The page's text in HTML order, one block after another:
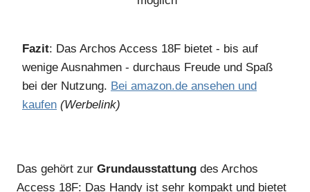
Fazit: Das Archos Access 18F bietet - bis auf
wenige Ausnahmen - durchaus Freude und Spaß
bei der Nutzung. Bei amazon.de ansehen und
kaufen (Werbelink)
Das gehört zur Grundausstattung des Archos
Access 18F: Das Handy ist sehr kompakt und bietet